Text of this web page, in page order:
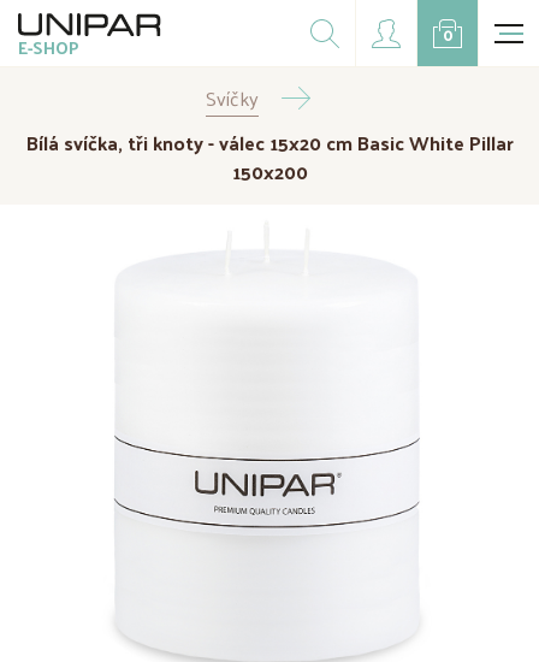
E-SHOP
Dárkové balíčky
Doplňky
Doprodej
CZK EUR
0
Svíčky
Bílá svíčka, tři knoty - válec 15x20 cm Basic White Pillar
150x200